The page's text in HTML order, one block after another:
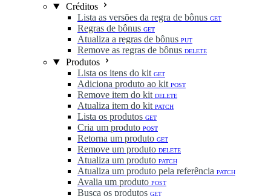
Créditos
Lista as versões da regra de bônus GET
Regras de bônus GET
Atualiza a regras de bônus PUT
Remove as regras de bônus DELETE
Produtos
Lista os itens do kit GET
Adiciona produto ao kit POST
Remove item do kit DELETE
Atualiza item do kit PATCH
Lista os produtos GET
Cria um produto POST
Retorna um produto GET
Remove um produto DELETE
Atualiza um produto PATCH
Atualiza um produto pela referência PATCH
Avalia um produto POST
Busca os produtos GET